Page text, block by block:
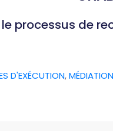
processus de
D'EXÉCUTION,MÉDIATION